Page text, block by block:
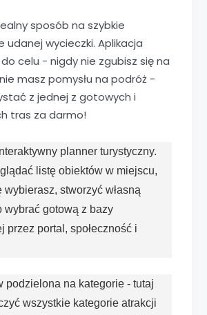
sposób na szybkie
udanej wycieczki. Aplikacja
celu - nigdy nie zgubisz się na
masz pomysłu na podróż -
z jednej z gotowych i
tras za darmo!
planner turystyczny.
listę obiektów w miejscu,
wybierasz, stworzyć własną
wybrać gotową z bazy
przez portal, społeczność i
podzielona na kategorie - tutaj
wszystkie kategorie atrakcji